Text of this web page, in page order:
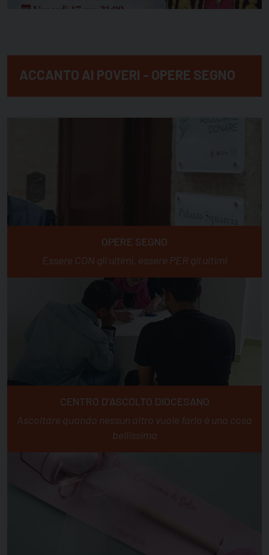
ACCANTO AI POVERI - OPERE SEGNO
OPERE SEGNO
Essere CON gli ultimi, essere PER gli ultimi
CENTRO D'ASCOLTO DIOCESANO
Ascoltare quando nessun altro vuole farlo è una cosa
bellissima